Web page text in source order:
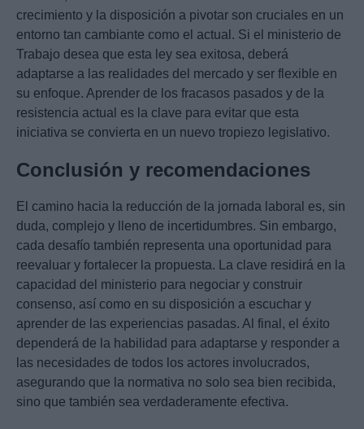
crecimiento y la disposición a pivotar son cruciales en un
entorno tan cambiante como el actual. Si el ministerio de
Trabajo desea que esta ley sea exitosa, deberá
adaptarse a las realidades del mercado y ser flexible en
su enfoque. Aprender de los fracasos pasados y de la
resistencia actual es la clave para evitar que esta
iniciativa se convierta en un nuevo tropiezo legislativo.
Conclusión y recomendaciones
El camino hacia la reducción de la jornada laboral es, sin
duda, complejo y lleno de incertidumbres. Sin embargo,
cada desafío también representa una oportunidad para
reevaluar y fortalecer la propuesta. La clave residirá en la
capacidad del ministerio para negociar y construir
consenso, así como en su disposición a escuchar y
aprender de las experiencias pasadas. Al final, el éxito
dependerá de la habilidad para adaptarse y responder a
las necesidades de todos los actores involucrados,
asegurando que la normativa no solo sea bien recibida,
sino que también sea verdaderamente efectiva.